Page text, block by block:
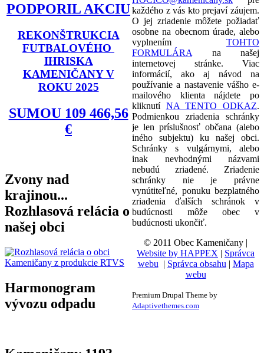
PODPORIL AKCIU
REKONŠTRUKCIA
FUTBALOVÉHO
IHRISKA
KAMENIČANY V
ROKU 2025
SUMOU 109 466,56
€
Zvony nad
krajinou...
Rozhlasová relácia o
našej obci
Harmonogram
vývozu odpadu
každého z vás kto prejaví záujem.
O jej zriadenie môžete požiadať
osobne na obecnom úrade, alebo
vyplnením TOHTO
FORMULÁRA na našej
internetovej stránke. Viac
informácií, ako aj návod na
používanie a nastavenie vášho e-
mailového klienta nájdete po
kliknutí NA TENTO ODKAZ.
Podmienkou zriadenia schránky
je len príslušnosť občana (alebo
iného subjektu) ku našej obci.
Schránky s vulgárnymi, alebo
inak nevhodnými názvami
nebudú zriadené. Zriadenie
schránky nie je právne
vynútiteľné, ponuku bezplatného
zriadenia ďalších schránok v
budúcnosti môže obec v
budúcnosti ukončiť.
© 2011 Obec Kameničany |
Website by HAPPEX | Správca
webu | Správca obsahu | Mapa
webu
Premium Drupal Theme by
Adaptivethemes.com